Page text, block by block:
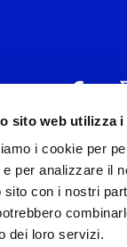
sito web utilizza i
i cookie per
e per analizzare il
sito con i nostri
dei loro servizi.
UNIVERSAL
P.IVA
rispetto delle